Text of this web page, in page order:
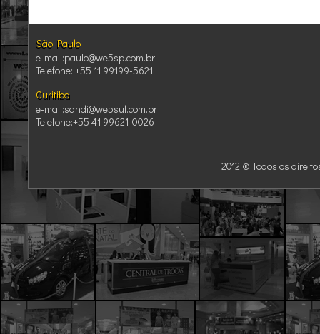
São Paulo
São Paulo
e-mail:paulo@we5sp.com.br
Telefone: +55 11 99199-5621
Curitiba
Curitiba
e-mail:sandi@we5sul.com.br
Telefone:+55 41 99621-0026
2012 ® Todos os